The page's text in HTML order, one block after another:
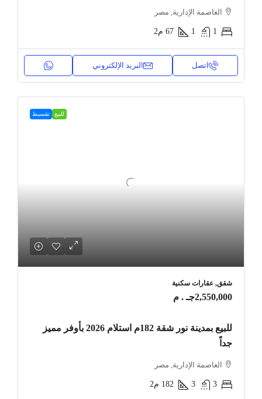
العاصمة الإدارية, مصر
1
1
67 م2
اتصل البريد الإلكتروني
للبيع تقسيط
شقق, عقارات سكنية
2,550,000جـ . م
للبيع بمدينة نور شقة 182م استلام 2026 بأوفر مميز
جداً
العاصمة الإدارية, مصر
3
3
182 م2